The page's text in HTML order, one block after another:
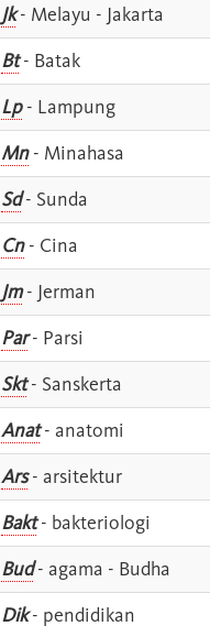
Jk- Melayu - Jakarta
Bt- Batak
Lp- Lampung
Mn- Minahasa
Sd- Sunda
Cn- Cina
Jm- Jerman
Par- Parsi
Skt- Sanskerta
Anat- anatomi
Ars- arsitektur
Bakt- bakteriologi
Bud- agama - Budha
Dik- pendidikan